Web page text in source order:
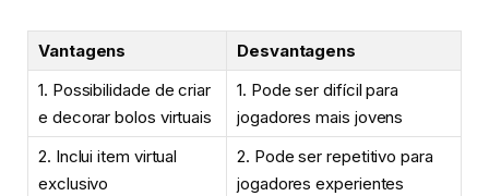
Vantagens
Desvantagens
1. Possibilidade de criar
e decorar bolos virtuais
1. Pode ser difícil para
jogadores mais jovens
2. Inclui item virtual
exclusivo
2. Pode ser repetitivo para
jogadores experientes